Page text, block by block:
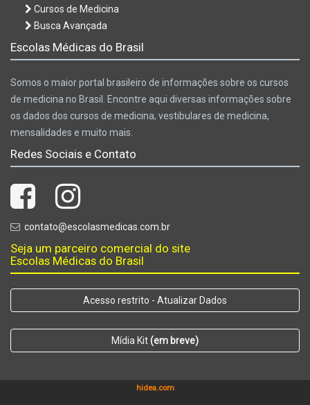
Cursos de Medicina
Busca Avançada
Escolas Médicas do Brasil
Somos o maior portal brasileiro de informações sobre os cursos
de medicina no Brasil. Encontre aqui diversas informações sobre
os dados dos cursos de medicina, vestibulares de medicina,
mensalidades e muito mais.
Redes Sociais e Contato
contato@escolasmedicas.com.br
Seja um parceiro comercial do site
Escolas Médicas do Brasil
Acesso restrito - Atualizar Dados
Mídia Kit(em breve)
hidea.com